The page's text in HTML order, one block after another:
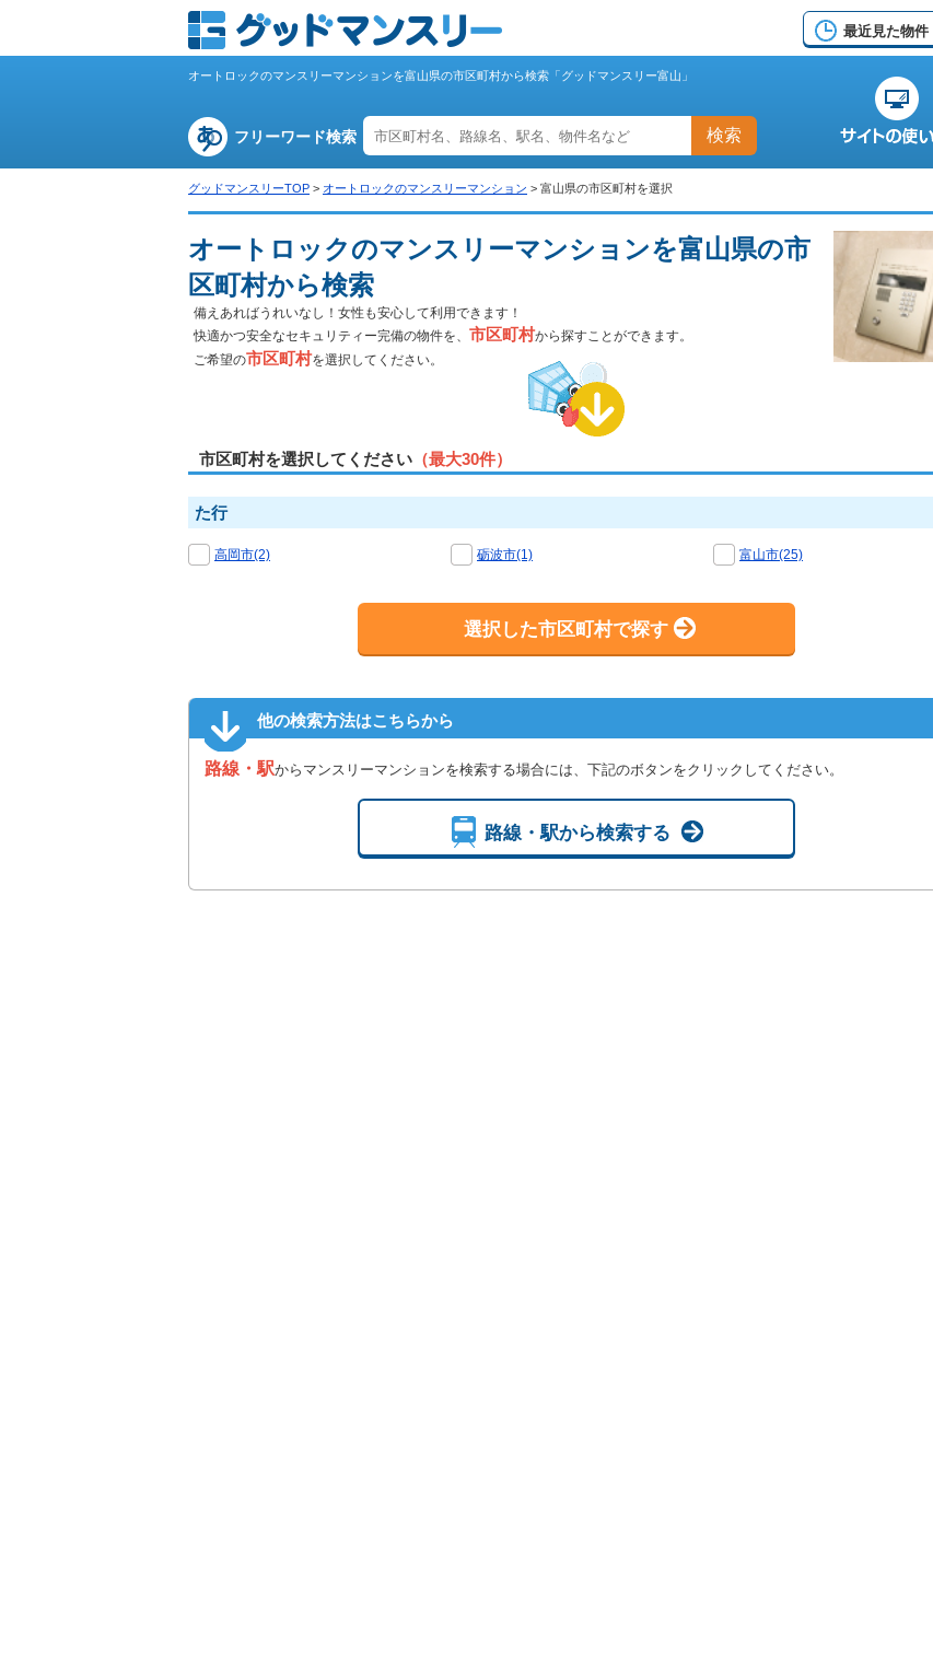
最近見た物件
オートロックのマンスリーマンションを富山県の市区町村から検索「グッドマンスリー富山」
フリーワード検索 検索
グッドマンスリーTOP > オートロックのマンスリーマンション > 富山県の市区町村を選択
オートロックのマンスリーマンションを富山県の市
区町村から検索
備えあればうれいなし！女性も安心して利用できます！
快適かつ安全なセキュリティー完備の物件を、 市区町村から探すことができます。
ご希望の市区町村を選択してください。
市区町村を選択してください （最大30件）
た行
高岡市(2) 砺波市(1) 富山市(25)
選択した市区町村で探す
他の検索方法はこちらから
路線・駅からマンスリーマンションを検索する場合には、下記のボタンをクリックしてください。
路線・駅から検索する